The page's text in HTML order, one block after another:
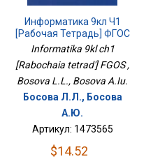
Информатика 9кл Ч1
[Рабочая Тетрадь] ФГОС
Informatika 9kl ch1
[Rabochaia tetrad'] FGOS ,
Bosova L.L., Bosova A.Iu.
Босова Л.Л., Босова
А.Ю.
Артикул: 1473565
$14.52